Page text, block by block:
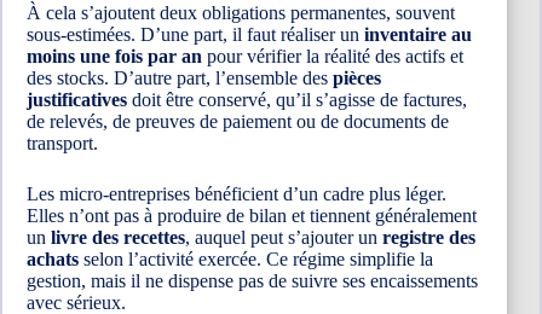
À cela s’ajoutent deux obligations permanentes, souvent
sous-estimées. D’une part, il faut réaliser un inventaire au
moins une fois par an pour vérifier la réalité des actifs et
des stocks. D’autre part, l’ensemble des pièces
justificatives doit être conservé, qu’il s’agisse de factures,
de relevés, de preuves de paiement ou de documents de
transport.
Les micro-entreprises bénéficient d’un cadre plus léger.
Elles n’ont pas à produire de bilan et tiennent généralement
un livre des recettes, auquel peut s’ajouter un registre des
achats selon l’activité exercée. Ce régime simplifie la
gestion, mais il ne dispense pas de suivre ses encaissements
avec sérieux.